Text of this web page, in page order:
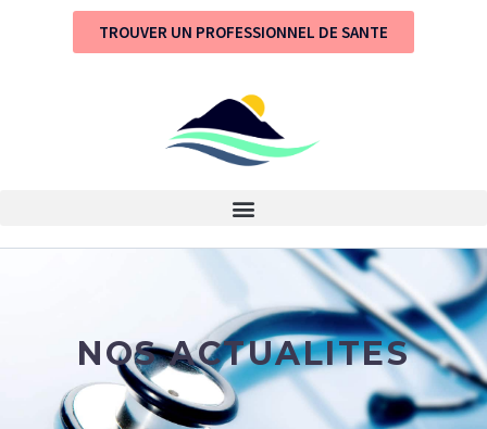
TROUVER UN PROFESSIONNEL DE SANTE
NOSACTUALITES